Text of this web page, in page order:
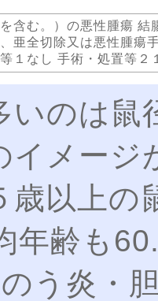
含む。）の悪性腫瘍 結
亜全切除又は悪性腫瘍
１なし 手術・処置等２
いのは鼠
イメー
歳以上の
年齢も
う炎・